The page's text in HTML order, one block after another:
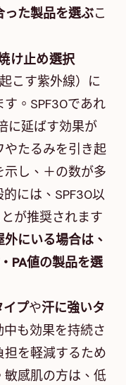
った製品を選ぶこ
け止め選択
こす紫外線）に
。SPF30であれ
に延ばす効果が
やたるみを引き起
示し、＋の数が多
には、SPF30以
が推奨されます
にいる場合は、
PA値の製品を選
イプや汗に強いタ
も効果を持続さ
を軽減するため
敏感肌の方は、低